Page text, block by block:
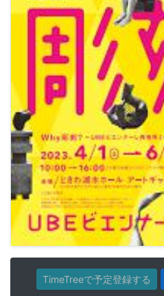
TimeTreeで予定登録する